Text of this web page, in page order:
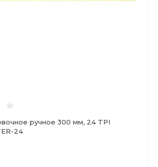
ручное 300 мм, 24 TPI
24